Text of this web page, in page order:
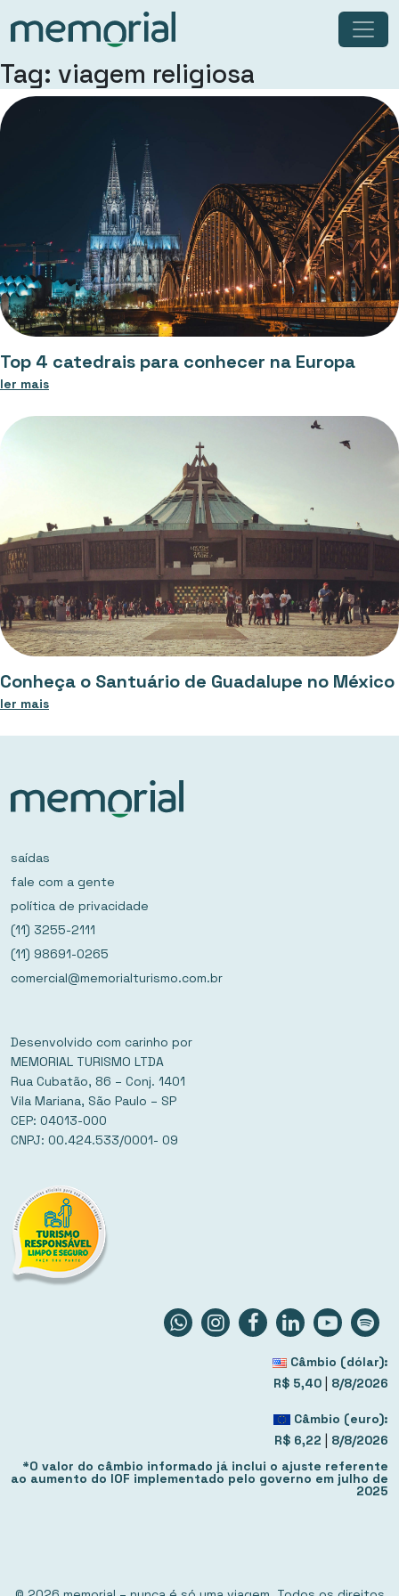
Tag: viagem religiosa
Top 4 catedrais para conhecer na Europa
ler mais
Conheça o Santuário de Guadalupe no México
ler mais
saídas
fale com a gente
política de privacidade
(11) 3255-2111
(11) 98691-0265
comercial@memorialturismo.com.br
Desenvolvido com carinho por
MEMORIAL TURISMO LTDA
Rua Cubatão, 86 – Conj. 1401
Vila Mariana, São Paulo – SP
CEP: 04013-000
CNPJ: 00.424.533/0001- 09
Câmbio (dólar):
R$ 5,40 | 8/8/2026
Câmbio (euro):
R$ 6,22 | 8/8/2026
*O valor do câmbio informado já inclui o ajuste referente
ao aumento do IOF implementado pelo governo em julho de
2025